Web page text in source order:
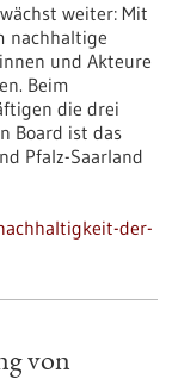
weiter: Mit
nachhaltige
und Akteure
Beim
die drei
Board ist das
Pfalz-Saarland
der-
von